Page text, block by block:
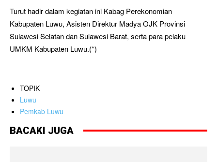
Turut hadir dalam kegiatan ini Kabag Perekonomian
Kabupaten Luwu, Asisten Direktur Madya OJK Provinsi
Sulawesi Selatan dan Sulawesi Barat, serta para pelaku
UMKM Kabupaten Luwu.(*)
TOPIK
Luwu
Pemkab Luwu
BACAKI JUGA